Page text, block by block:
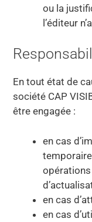
ou la
l’éditeur
En tout état de
société CAP
être engagée :
en cas
en cas
en cas